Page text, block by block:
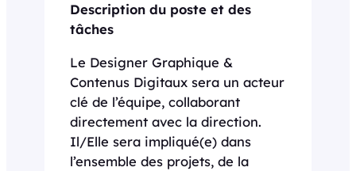
Description du poste et des
tâches
Le Designer Graphique &
Contenus Digitaux sera un acteur
clé de l’équipe, collaborant
directement avec la direction.
Il/Elle sera impliqué(e) dans
l’ensemble des projets, de la